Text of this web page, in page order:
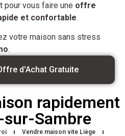
pour vous faire une offre
et confortable.
votre maison sans stress
.
d'Achat Gratuite
rapidement
Sambre
Vendre maison vite Liège